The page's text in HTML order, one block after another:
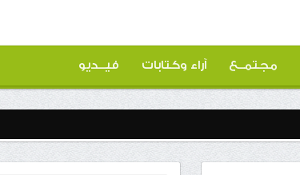
مجتمــع آراء وكتابات فيــديو